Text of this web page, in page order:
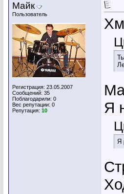
Майк
Пользователь
Регистрация: 23.05.2007
Сообщений: 35
Поблагодарили: 0
Вес репутации: 0
Репутация: 10
Я
Я